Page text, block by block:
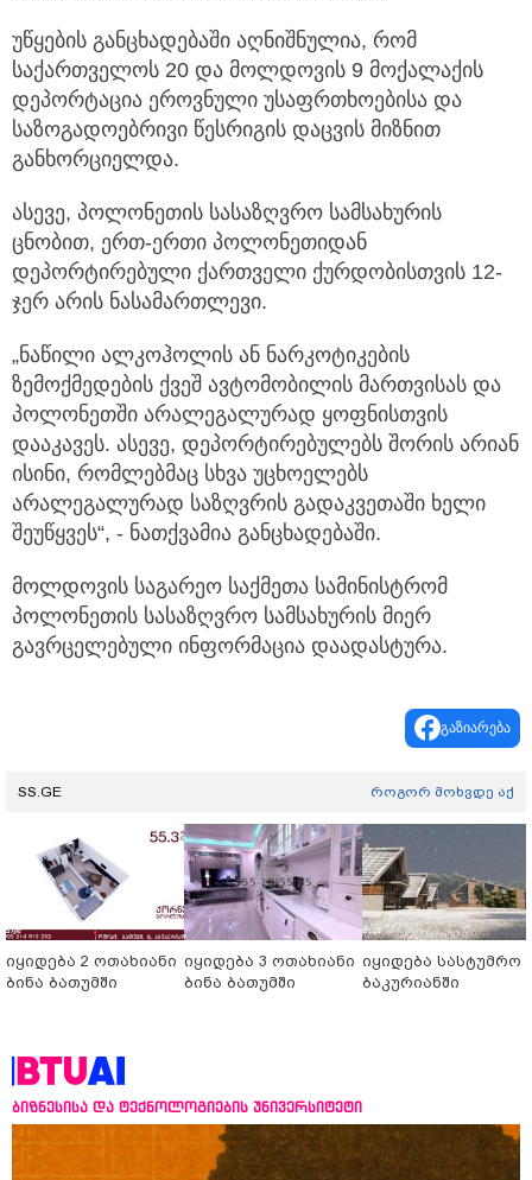
უწყების განცხადებაში აღნიშნულია, რომ
საქართველოს 20 და მოლდოვის 9 მოქალაქის
დეპორტაცია ეროვნული უსაფრთხოებისა და
საზოგადოებრივი წესრიგის დაცვის მიზნით
განხორციელდა.
ასევე, პოლონეთის სასაზღვრო სამსახურის
ცნობით, ერთ-ერთი პოლონეთიდან
დეპორტირებული ქართველი ქურდობისთვის 12-
ჯერ არის ნასამართლევი.
„ნაწილი ალკოჰოლის ან ნარკოტიკების
ზემოქმედების ქვეშ ავტომობილის მართვისას და
პოლონეთში არალეგალურად ყოფნისთვის
დააკავეს. ასევე, დეპორტირებულებს შორის არიან
ისინი, რომლებმაც სხვა უცხოელებს
არალეგალურად საზღვრის გადაკვეთაში ხელი
შეუწყვეს“, - ნათქვამია განცხადებაში.
მოლდოვის საგარეო საქმეთა სამინისტრომ
პოლონეთის სასაზღვრო სამსახურის მიერ
გავრცელებული ინფორმაცია დაადასტურა.
გაზიარება
SS.GE როგორ მოხვდე აქ
იყიდება 2 ოთახიანი
ბინა ბათუმში
იყიდება 3 ოთახიანი
ბინა ბათუმში
იყიდება სასტუმრო
ბაკურიანში
ბიზნესისა და ტექნოლოგიების უნივერსიტეტი